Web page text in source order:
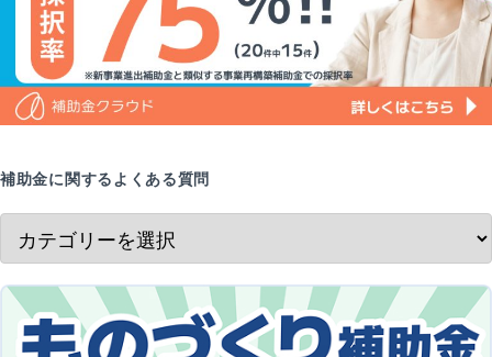
補助金に関するよくある質問